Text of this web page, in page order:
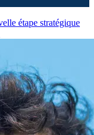
étape stratégique